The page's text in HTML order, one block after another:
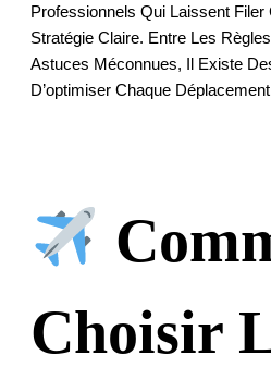
Professionnels Qui Laissent
Stratégie Claire. Entre Les
Astuces Méconnues, Il Existe
D’optimiser Chaque
Choisir